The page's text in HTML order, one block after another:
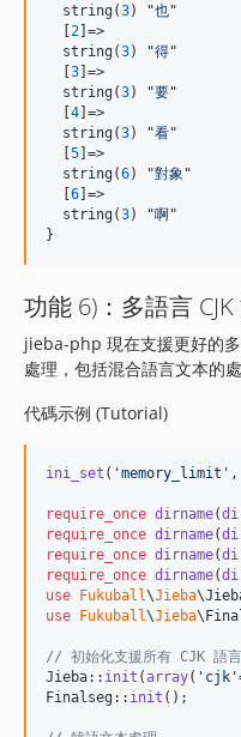
  string(
3) "也"
  [
2]=>
  string(
3) "得"
  [
3]=>
  string(
3) "要"
  [
4]=>
  string(
3) "看"
  [
5]=>
  string(
6) "對象 "
  [
6]=>
  string(
3) "啊"
}
功能 6)：多語言
jieba-php 現在支援更好的
處理，包括混合語言文本的處
代碼示例 (Tutorial)
ini_set ( 'memory_limit ' ,
require_once dirname(
require_once dirname(
require_once dirname(
require_once dirname(
use Fukuball\Jieba\
use Fukuball\Jieba\
// 初始化支援所有 CJK 語言
Jieba:: init (array( ' cjk '
Finalseg:: init ();